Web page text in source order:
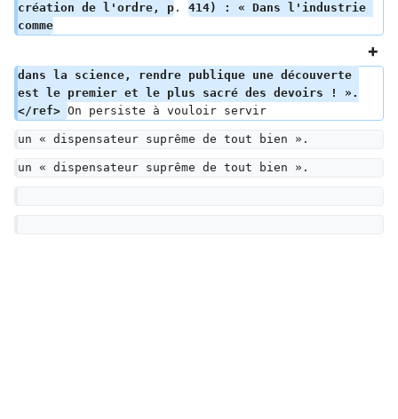
création de l'ordre, p . 414) : « Dans l'industrie
comme
dans la science, rendre publique une découverte
est le premier et le plus sacré des devoirs ! ».
</ref> On persiste à vouloir servir
un « dispensateur suprême de tout bien ».
un « dispensateur suprême de tout bien ».